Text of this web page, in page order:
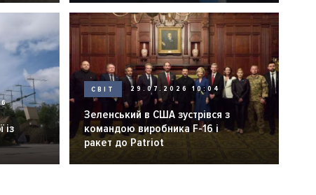
із
СВІТ 29.07.2026 10:04
Зеленський в США зустрівся з
командою виробника F-16 і
ракет до Patriot